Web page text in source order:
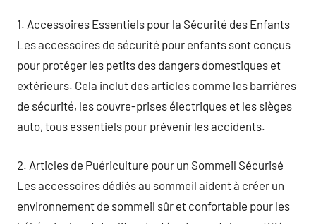
1. Accessoires Essentiels pour la Sécurité des Enfants
Les accessoires de sécurité pour enfants sont conçus
pour protéger les petits des dangers domestiques et
extérieurs. Cela inclut des articles comme les barrières
de sécurité, les couvre-prises électriques et les sièges
auto, tous essentiels pour prévenir les accidents.
2. Articles de Puériculture pour un Sommeil Sécurisé
Les accessoires dédiés au sommeil aident à créer un
environnement de sommeil sûr et confortable pour les